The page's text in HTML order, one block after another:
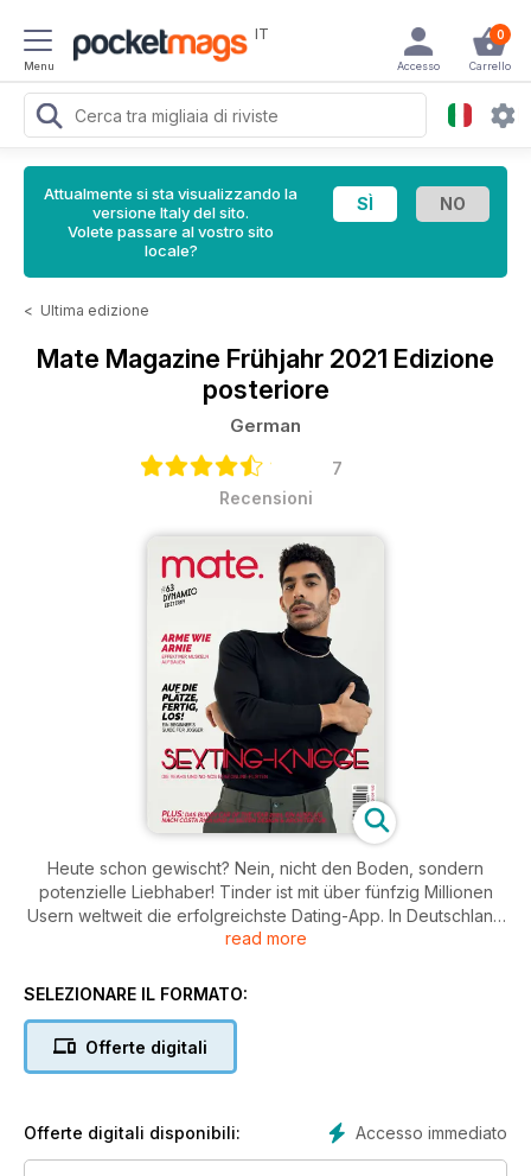
Menu
IT 0
Carrello
Accesso
Attualmente si sta visualizzando la
versione Italy del sito.
Volete passare al vostro sito
locale?
< Ultima edizione
Mate Magazine Frühjahr 2021 Edizione
posteriore
German
7
Recensioni
Heute schon gewischt? Nein, nicht den Boden, sondern
potenzielle Liebhaber! Tinder ist mit über fünfzig Millionen
Usern weltweit die erfolgreichste Dating-App. In Deutschland
setzt man allerdings lieber auf die in Dresden entwickelte
amerikanischen Vorbild Tinder (in Deutschland knapp fünf
Wischrichtung gibt es einen Match oder die Suche geht
weiter. Die beliebteste Anwendung für schwule Männer ist
mittlerweile auf heterosexuell-dominierten Apps ist, noch
read more
SELEZIONARE IL FORMATO:
Offerte digitali
Accesso immediato
Offerte digitali disponibili: